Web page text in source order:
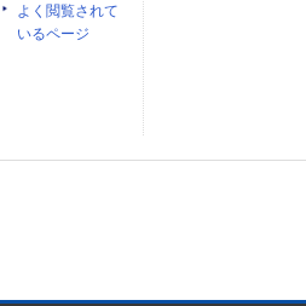
よく閲覧されて
いるページ